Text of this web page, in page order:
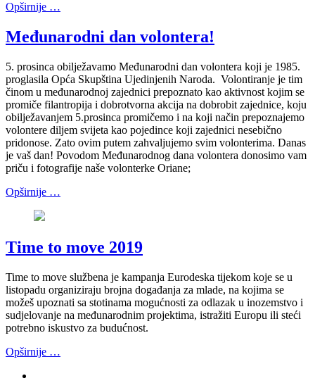
Opširnije …
Međunarodni dan volontera!
5. prosinca obilježavamo Međunarodni dan volontera koji je 1985.
proglasila Opća Skupština Ujedinjenih Naroda. Volontiranje je tim
činom u međunarodnoj zajednici prepoznato kao aktivnost kojim se
promiče filantropija i dobrotvorna akcija na dobrobit zajednice, koju
obilježavanjem 5.prosinca promičemo i na koji način prepoznajemo
volontere diljem svijeta kao pojedince koji zajednici nesebično
pridonose. Zato ovim putem zahvaljujemo svim volonterima. Danas
je vaš dan! Povodom Međunarodnog dana volontera donosimo vam
priču i fotografije naše volonterke Oriane;
Opširnije …
Time to move 2019
Time to move službena je kampanja Eurodeska tijekom koje se u
listopadu organiziraju brojna događanja za mlade, na kojima se
možeš upoznati sa stotinama mogućnosti za odlazak u inozemstvo i
sudjelovanje na međunarodnim projektima, istražiti Europu ili steći
potrebno iskustvo za budućnost.
Opširnije …